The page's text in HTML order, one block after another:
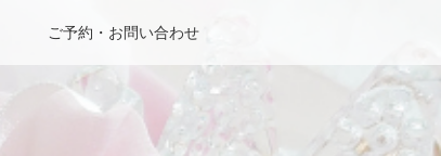
ご予約・お問い合わせ